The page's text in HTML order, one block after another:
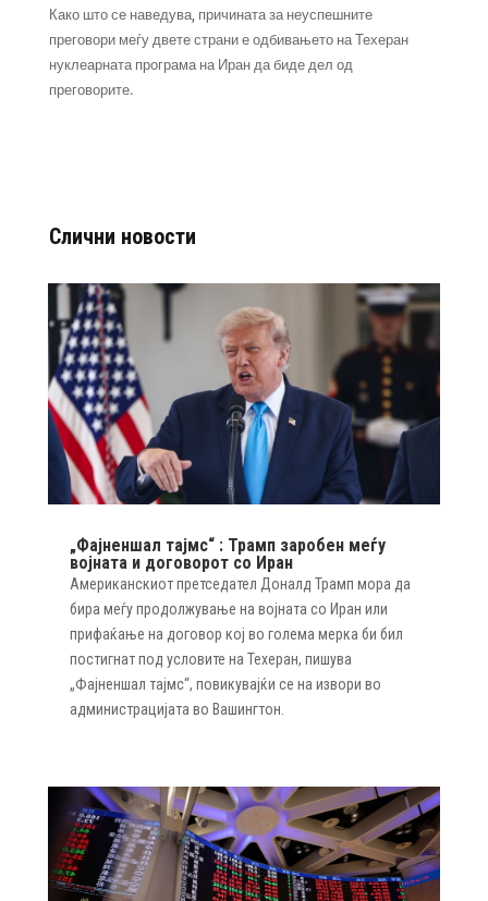
Како што се наведува, причината за неуспешните
преговори меѓу двете страни е одбивањето на Техеран
нуклеарната програма на Иран да биде дел од
преговорите.
Слични новости
„Фајненшал тајмс“ : Трамп заробен меѓу
војната и договорот со Иран
Американскиот претседател Доналд Трамп мора да
бира меѓу продолжување на војната со Иран или
прифаќање на договор кој во голема мерка би бил
постигнат под условите на Техеран, пишува
„Фајненшал тајмс“, повикувајќи се на извори во
администрацијата во Вашингтон.